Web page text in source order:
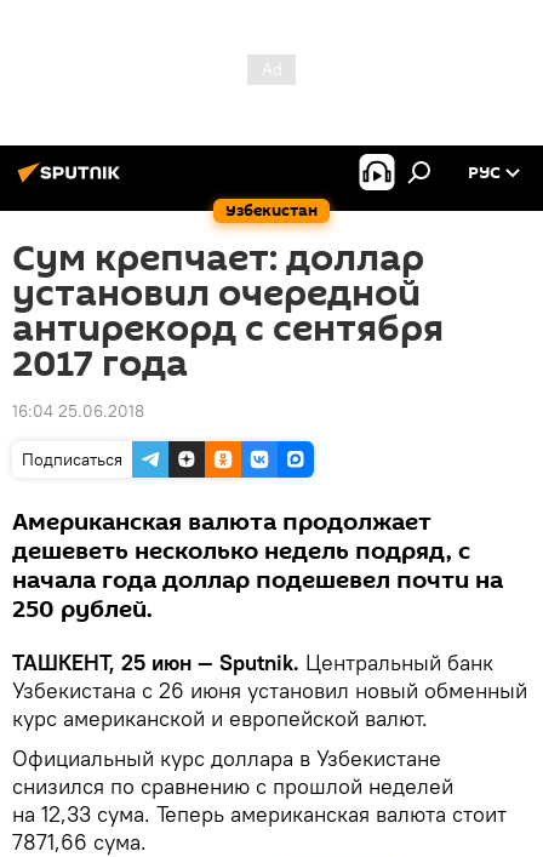
Узбекистан
РУС
Сум крепчает: доллар
установил очередной
антирекорд с сентября
2017 года
16:04 25.06.2018
Подписаться
Американская валюта продолжает
дешеветь несколько недель подряд, с
начала года доллар подешевел почти на
250 рублей.
ТАШКЕНТ, 25 июн — Sputnik. Центральный банк
Узбекистана с 26 июня установил новый обменный
курс американской и европейской валют.
Официальный курс доллара в Узбекистане
снизился по сравнению с прошлой неделей
на 12,33 сума. Теперь американская валюта стоит
7871,66 сума.